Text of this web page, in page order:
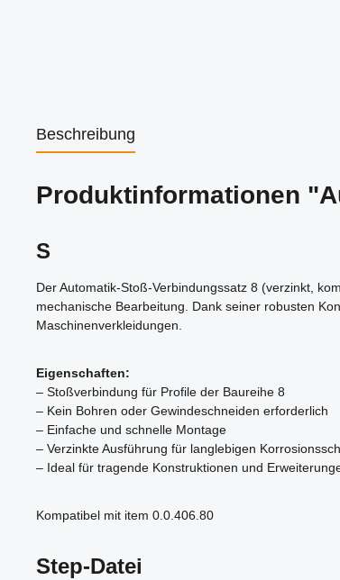
Beschreibung
Produktinformationen
S
Der Automatik-Stoß-Verbindungssatz 8 (verzinkt,
mechanische Bearbeitung. Dank seiner robusten
Maschinenverkleidungen.
Eigenschaften:
– Stoßverbindung für Profile der Baureihe 8
– Kein Bohren oder Gewindeschneiden erforderlich
– Einfache und schnelle Montage
– Verzinkte Ausführung für langlebigen
– Ideal für tragende Konstruktionen und
Kompatibel mit item 0.0.406.80
Step-Datei